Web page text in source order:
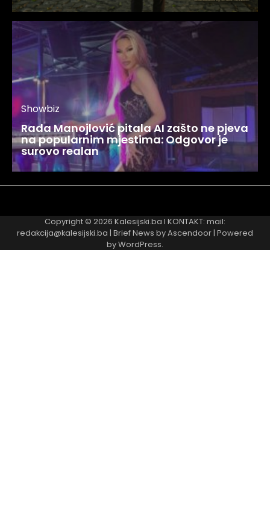
Showbiz
Rada Manojlović pitala AI zašto ne pjeva
na popularnim mjestima: Odgovor je
surovo realan
Copyright © 2026 Kalesijski.ba I KONTAKT: mail:
redakcija@kalesijski.ba | Brief News byAscendoor | Powered
byWordPress.